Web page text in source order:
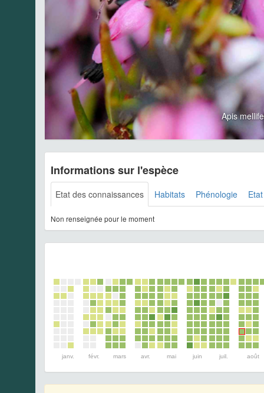
Apis
Informations sur l'espèce
Etat des connaissances Habitats Phénologie
Non renseignée pour le moment
janv. févr. mars avr. mai juin juil. août